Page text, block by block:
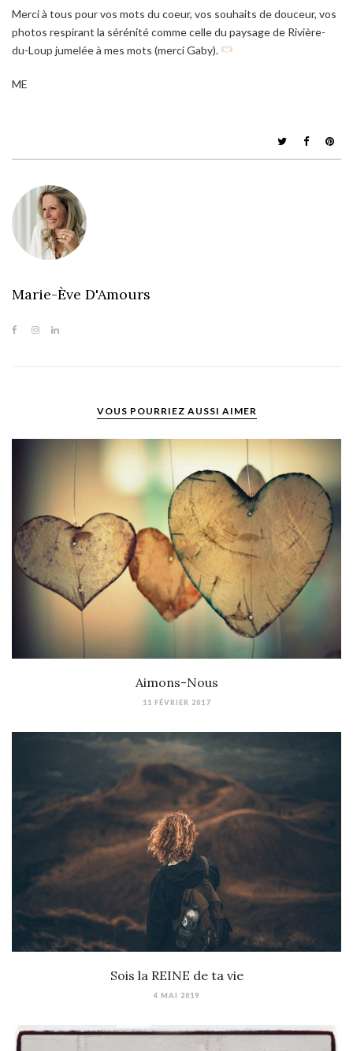
Merci à tous pour vos mots du coeur, vos souhaits de douceur, vos
photos respirant la sérénité comme celle du paysage de Rivière-
du-Loup jumelée à mes mots (merci Gaby).
ME
Marie-Ève D'Amours
VOUS POURRIEZ AUSSI AIMER
Aimons-Nous
11 FÉVRIER 2017
Sois la REINE de ta vie
4 MAI 2019